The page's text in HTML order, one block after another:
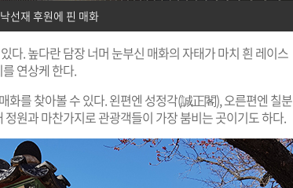
낙선재 후원에 핀 매화
다. 높다란 담장 너머 눈부신 매화의 자태가 마치 흰 레이스
연상케 한다.
화를 찾아볼 수 있다. 왼편엔 성정각(誠正閣), 오른편엔 칠분
원과 마찬가지로 관광객들이 가장 붐비는 곳이기도 하다.